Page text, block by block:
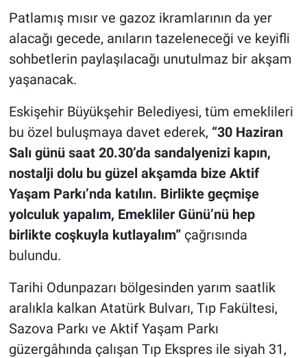
Patlamış mısır ve gazoz ikramlarının da yer
alacağı gecede, anıların tazeleneceği ve keyifli
sohbetlerin paylaşılacağı unutulmaz bir akşam
yaşanacak.
Eskişehir Büyükşehir Belediyesi, tüm emeklileri
bu özel buluşmaya davet ederek, “30 Haziran
Salı günü saat 20.30’da sandalyenizi kapın,
nostalji dolu bu güzel akşamda bize Aktif
Yaşam Parkı’nda katılın. Birlikte geçmişe
yolculuk yapalım, Emekliler Günü’nü hep
birlikte coşkuyla kutlayalım” çağrısında
bulundu.
Tarihi Odunpazarı bölgesinden yarım saatlik
aralıkla kalkan Atatürk Bulvarı, Tıp Fakültesi,
Sazova Parkı ve Aktif Yaşam Parkı
güzergâhında çalışan Tıp Ekspres ile siyah 31,